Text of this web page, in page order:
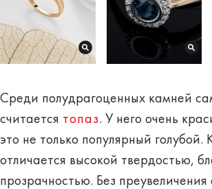
Среди полудрагоценных камней
считается топаз. У него очень
это не только популярный голубой.
отличается высокой твердостью,
прозрачностью. Без